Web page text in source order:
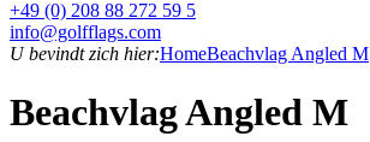
+49 (0) 208 88 272 59 5
info@golfflags.com
U bevindt zich hier:HomeBeachvlag Angled M
Beachvlag Angled M